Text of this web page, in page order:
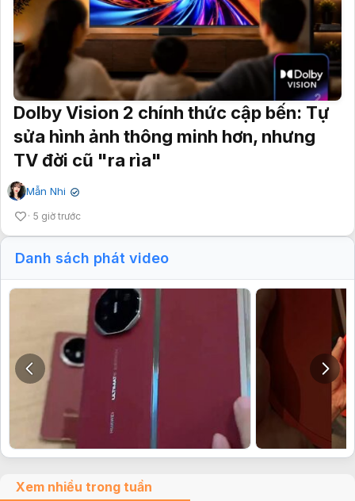
Dolby Vision 2 chính thức cập bến: Tự
sửa hình ảnh thông minh hơn, nhưng
TV đời cũ "ra rìa"
Mẫn Nhi ✔
5 giờ trước
Danh sách phát video
Xem nhiều trong tuần